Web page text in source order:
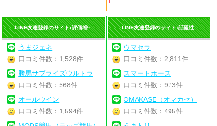
LINE友達登録のサイト:評価増↑
うまジェネ
口コミ件数： 1,528件
勝馬サプライズウルトラ
口コミ件数： 568件
オールウイン
口コミ件数： 1,594件
LINE友達登録のサイト:話題性
ウマセラ
口コミ件数： 2,811件
スマートホース
口コミ件数： 973件
OMAKASE（オマカセ）
口コミ件数： 495件